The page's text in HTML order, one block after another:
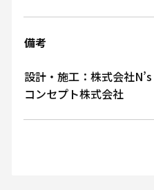
備考
設計・施工：株式会社
コンセプト株式会社